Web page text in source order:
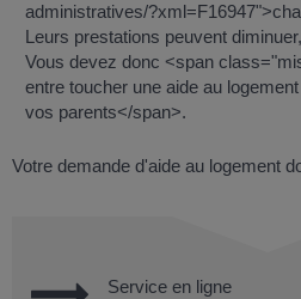
administratives/
Leurs prestations peuvent
Vous devez donc <span
entre toucher une aide au
vos parents</span>.
Votre demande d'aide au logement
Service en ligne